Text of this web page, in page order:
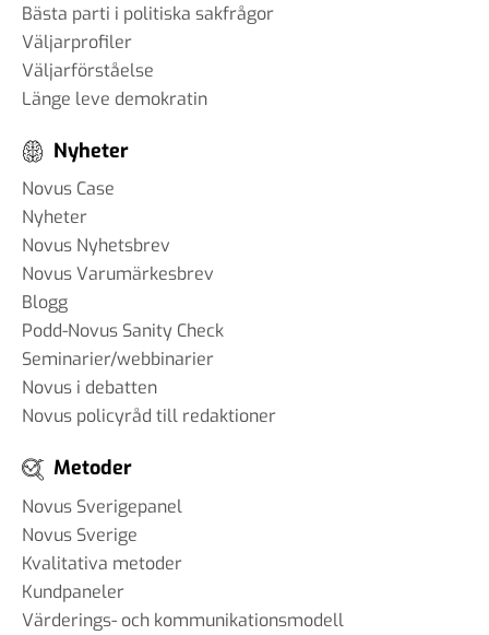
Bästa parti i politiska sakfrågor
Väljarprofiler
Väljarförståelse
Länge leve demokratin
Nyheter
Novus Case
Nyheter
Novus Nyhetsbrev
Novus Varumärkesbrev
Blogg
Podd-Novus Sanity Check
Seminarier/webbinarier
Novus i debatten
Novus policyråd till redaktioner
Metoder
Novus Sverigepanel
Novus Sverige
Kvalitativa metoder
Kundpaneler
Värderings- och kommunikationsmodell